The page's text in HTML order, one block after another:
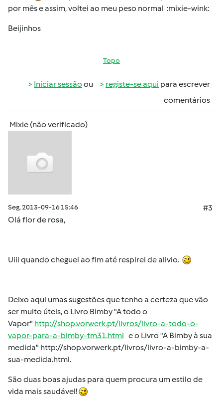
por mês e assim, voltei ao meu peso normal :mixie-wink:
Beijinhos
Topo
Iniciar sessão ou registe-se aqui para escrever
comentários
Mixie (não verificado)
Seg, 2013-09-16 15:46
#3
Olá flor de rosa,
Uiii quando cheguei ao fim até respirei de alivio.
Deixo aqui umas sugestões que tenho a certeza que vão
ser muito úteis, o Livro Bimby "A todo o
Vapor" http://shop.vorwerk.pt/livros/livro-a-todo-o-
vapor-para-a-bimby-tm31.html e o Livro "A Bimby à sua
medida" http://shop.vorwerk.pt/livros/livro-a-bimby-a-
sua-medida.html.
São duas boas ajudas para quem procura um estilo de
vida mais saudável!